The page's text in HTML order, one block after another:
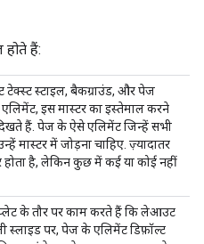
हैं:
टेक्स्ट स्टाइल, बैकग्राउंड, और पेज
इस मास्टर का इस्तेमाल करने
हैं. पेज के ऐसे एलिमेंट जिन्हें सभी
मास्टर में जोड़ना चाहिए. ज़्यादातर
होता है, लेकिन कुछ में कई या कोई नहीं
के तौर पर काम करते हैं कि लेआउट
स्लाइड पर, पेज के एलिमेंट डिफ़ॉल्ट